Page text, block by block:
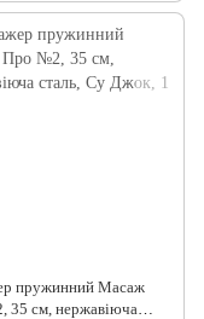
пружинний Масаж
35 см, нержавіюча